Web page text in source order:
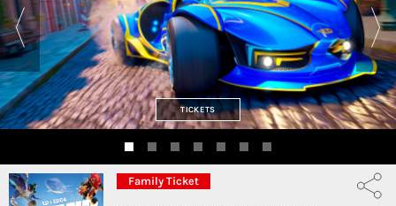
TICKETS
Family Ticket